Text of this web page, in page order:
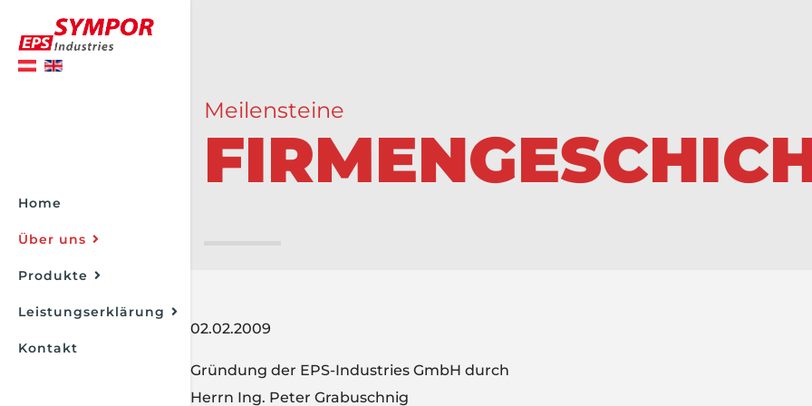
Home
Über uns
Produkte
Leistungserklärung
Kontakt
Meilensteine
02.02.2009
Gründung der EPS-Industries GmbH durch
Herrn Ing. Peter Grabuschnig